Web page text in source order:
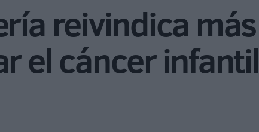
reivindica más
el cáncer infantil